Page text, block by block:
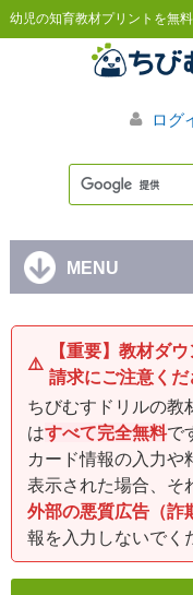
幼児の知育教材プリントを無
ログ
MENU
⚠️
【重要】教材ダ
請求にご注意くだ
ちびむすドリルの教
はすべて完全無料で
カード情報の入力や
表示された場合、そ
外部の悪質広告（詐
報を入力しないでく